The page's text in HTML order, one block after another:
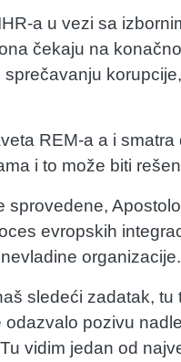
a u vezi sa
čekaju na
REM-a a i smatra
i to može biti
sprovedene,
evropskih
organizacije.
sledeći zadatak, tu
pozivu
vidim jedan od